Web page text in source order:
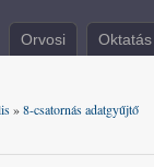
Orvosi Oktatás
»8-csatornás adatgyűjtő